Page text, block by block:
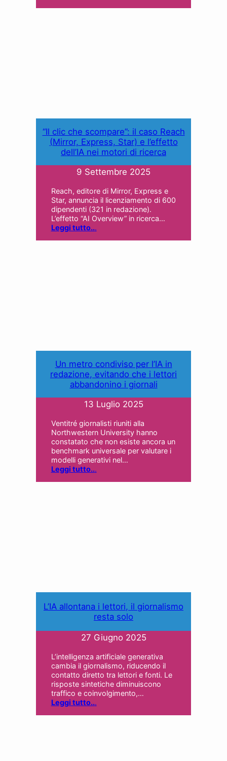
“Il clic che scompare”: il caso Reach
(Mirror, Express, Star) e l’effetto
dell’IA nei motori di ricerca
9 Settembre 2025
Reach, editore di Mirror, Express e
Star, annuncia il licenziamento di 600
dipendenti (321 in redazione).
L’effetto “AI Overview” in ricerca…
Leggi tutto...
Un metro condiviso per l’IA in
redazione, evitando che i lettori
abbandonino i giornali
13 Luglio 2025
Ventitré giornalisti riuniti alla
Northwestern University hanno
constatato che non esiste ancora un
benchmark universale per valutare i
modelli generativi nel…
Leggi tutto...
L’IA allontana i lettori, il giornalismo
resta solo
27 Giugno 2025
L’intelligenza artificiale generativa
cambia il giornalismo, riducendo il
contatto diretto tra lettori e fonti. Le
risposte sintetiche diminuiscono
traffico e coinvolgimento,…
Leggi tutto...